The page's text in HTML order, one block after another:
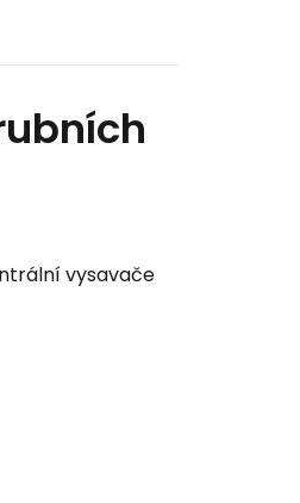
vysavače